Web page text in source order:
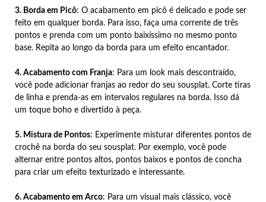
3. Borda em Picô: O acabamento em picô é delicado e pode ser
feito em qualquer borda. Para isso, faça uma corrente de três
pontos e prenda com um ponto baixíssimo no mesmo ponto
base. Repita ao longo da borda para um efeito encantador.
4. Acabamento com Franja: Para um look mais descontraído,
você pode adicionar franjas ao redor do seu sousplat. Corte tiras
de linha e prenda-as em intervalos regulares na borda. Isso dá
um toque boho e divertido à peça.
5. Mistura de Pontos: Experimente misturar diferentes pontos de
crochê na borda do seu sousplat. Por exemplo, você pode
alternar entre pontos altos, pontos baixos e pontos de concha
para criar um efeito texturizado e interessante.
6. Acabamento em Arco: Para um visual mais clássico, você